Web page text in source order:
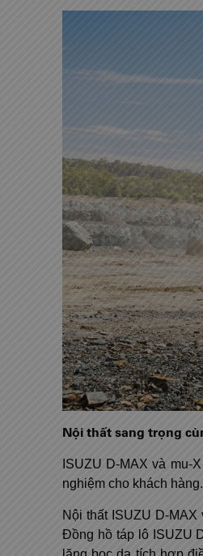
Nội thất sang trọng
ISUZU D-MAX và mu-
nghiệm cho khách hàng.
Nội thất ISUZU D-
Đồng hồ táp lô ISUZU